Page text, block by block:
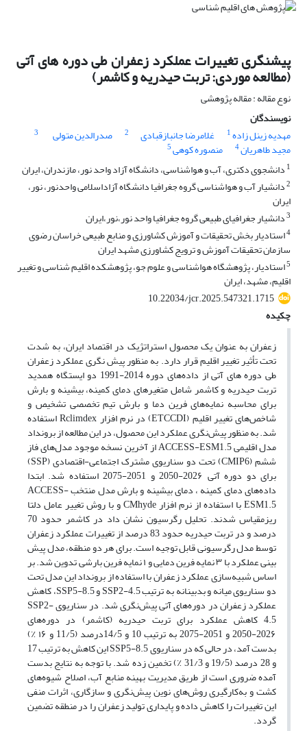
پیشنگری تغییرات عملکرد زعفران طی دوره های آتی
(مطالعه موردی: تربت حیدریه و کاشمر)
نوع مقاله : مقاله پژوهشی
نویسندگان
مهدیه زینل زاده1 غلامرضا جانبازقبادی 2 صدرالدین متولی 3
مجید طاهریان4 منصوره کوهی5
1 دانشجوی دکتری، آب و هواشناسی، دانشگاه آزاد واحد نور، مازندران، ایران
2دانشیار آب و هواشناسی گروه جغرافیا دانشگاه آزاداسلامی واحدنور، نور،
ایران
3دانشیار جغرافیای طبیعی گروه جغرافیا واحد نور،نور،ایران
4استادیار بخش تحقیقات و آموزش کشاورزی و منابع طبیعی خراسان رضوی
سازمان تحقیقات آموزش و ترویج کشاورزی مشهد ایران
5استادیار، پژوهشگاه هواشناسی و علوم جو، پژوهشکده اقلیم شناسی و تغییر
اقلیم، مشهد، ایران
10.22034/jcr.2025.547321.1715
چکیده
زعفران به عنوان یک محصول استراتژیک در اقتصاد ایران، به شدت
تحت تأثیر تغییر اقلیم قرار دارد. به منظور پیش نگری عملکرد زعفران
طی دوره های آتی از داده‌‌های دوره 2014-1991 دو ایستگاه همدید
تربت حیدریه و کاشمر شامل متغیرهای دمای کمینه، بیشینه و بارش
برای محاسبه نمایه‌های فرین دما و بارش تیم تخصصی تشخیص و
شاخص‌های تغییر اقلیم (ETCCDI) در نرم افزار Rclimdex استفاده
شد. به منظور پیش‌نگری عملکرد این محصول، در این مطالعه از برونداد
مدل اقلیمی ACCESS-ESM1.5 از آخرین نسخه موجود مدل‌های فاز
ششم (CMIP6) تحت دو سناریوی مشترک اجتماعی-اقتصادی (SSP)
برای دو دوره آتی 202۶-2050 و 2051-2075 استفاده شد. ابتدا
داده‌های دمای کمینه ، دمای بیشینه و بارش مدل منتخب ACCESS-
ESM1.5 با استفاده از نرم افزار CMhyde و با روش تغییر عامل دلتا
ریزمقیاس شدند. تحلیل رگرسیون نشان داد در کاشمر حدود 70
درصد و در تربت حیدریه حدود 83 درصد از تغییرات عملکرد زعفران
توسط مدل رگرسیونی قابل توجیه است. برای هر دو منطقه، مدل پیش
بینی عملکرد با ۳ نمایه فرین دمایی و ۱ نمایه فرین بارشی تدوین شد. بر
اساس شبیه‌سازی عملکرد زعفران با استفاده از برونداد این مدل تحت
دو سناریوی میانه و بدبینانه به ترتیب SSP2-4.5 و SSP5-8.5، کاهش
عملکرد زعفران در دوره‌های آتی پیش‌نگری شد. در سناریوی SSP2-
4.5 کاهش عملکرد برای تربت حیدریه (کاشمر) در دوره‌های
202۶-2050 و 2051-2075 به ترتیب 10 و 14/5درصد (11/5 و ۱۶ ٪)
بدست آمد، در حالی که در سناریوی SSP5-8.5 این کاهش به ترتیب 17
و 28 درصد (19/5 و 31/3 ٪) تخمین زده شد. با توجه به نتایج بدست
آمده ضروری است از طریق مدیریت بهینه منابع آب، اصلاح شیوه‌های
کشت و به‌کارگیری روش‌های نوین پیش‌نگری و سازگاری، اثرات منفی
این تغییرات را کاهش داده و پایداری تولید زعفران را در منطقه تضمین
گردد.